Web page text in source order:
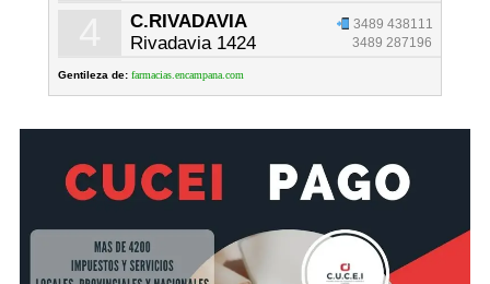
C.RIVADAVIA
Rivadavia 1424
3489 438111
3489 287196
Gentileza de: farmacias.encampana.com